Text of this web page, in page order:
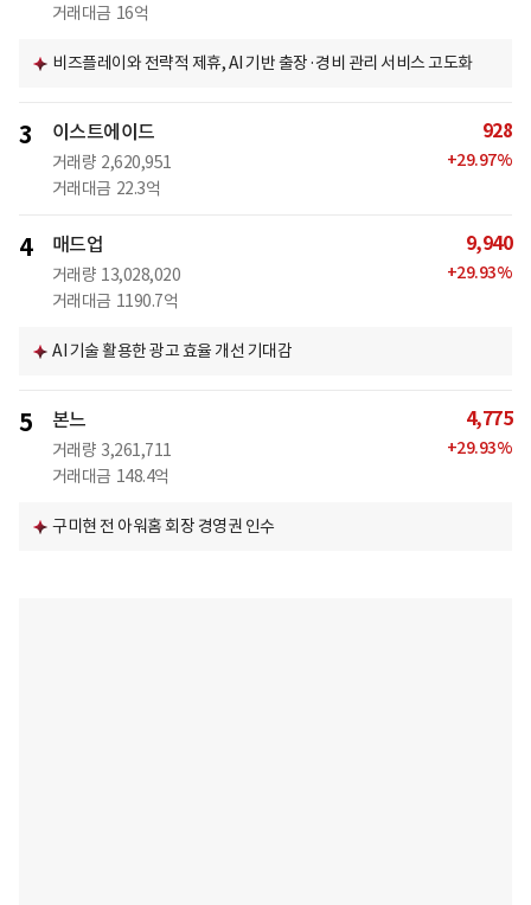
거래대금 16억
비즈플레이와 전략적 제휴, AI 기반 출장·경비 관리 서비스 고도화
3 이스트에이드
거래량 2,620,951
거래대금 22.3억
928
+29.97%
4 매드업
거래량 13,028,020
거래대금 1190.7억
9,940
+29.93%
AI 기술 활용한 광고 효율 개선 기대감
5 본느
거래량 3,261,711
거래대금 148.4억
4,775
+29.93%
구미현 전 아워홈 회장 경영권 인수